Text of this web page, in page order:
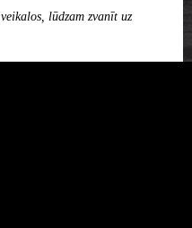
lūdzam zvanīt uz